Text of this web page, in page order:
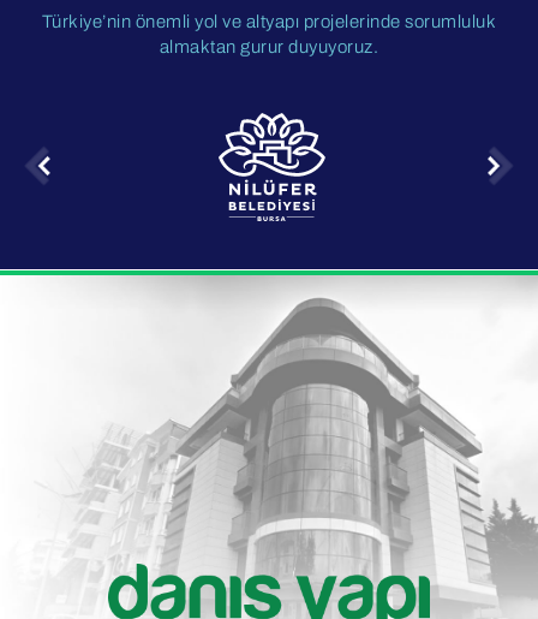
Türkiye’nin önemli yol ve altyapı projelerinde sorumluluk
almaktan gurur duyuyoruz.